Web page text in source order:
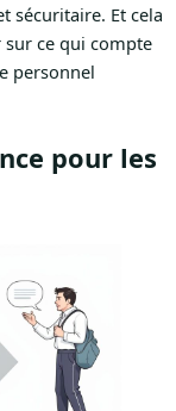
sécuritaire. Et cela
ce qui compte
personnel
pour les